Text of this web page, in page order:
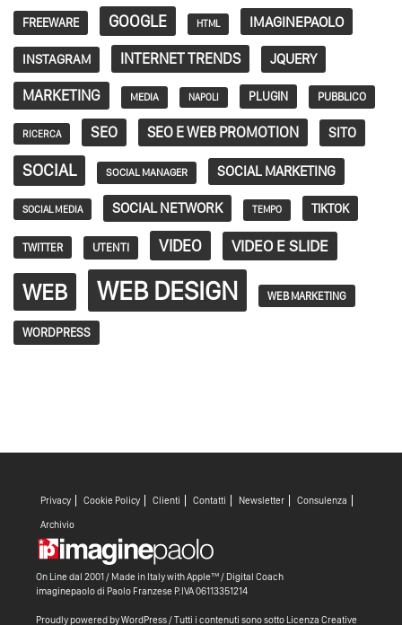
FREEWARE GOOGLE HTML IMAGINEPAOLO
INSTAGRAM INTERNET TRENDS JQUERY
MARKETING MEDIA NAPOLI PLUGIN PUBBLICO
RICERCA SEO SEO E WEB PROMOTION SITO
SOCIAL SOCIAL MANAGER SOCIAL MARKETING
SOCIAL MEDIA SOCIAL NETWORK TEMPO TIKTOK
TWITTER UTENTI VIDEO VIDEO E SLIDE
WEB WEB DESIGN WEB MARKETING
WORDPRESS
Privacy Cookie Policy Clienti Contatti Newsletter Consulenza
Archivio
On Line dal 2001 / Made in Italy withApple™ / Digital Coach
imaginepaolo di Paolo Franzese P.IVA 06113351214
Proudly powered by WordPress/ Tutti i contenuti sono sotto Licenza Creative